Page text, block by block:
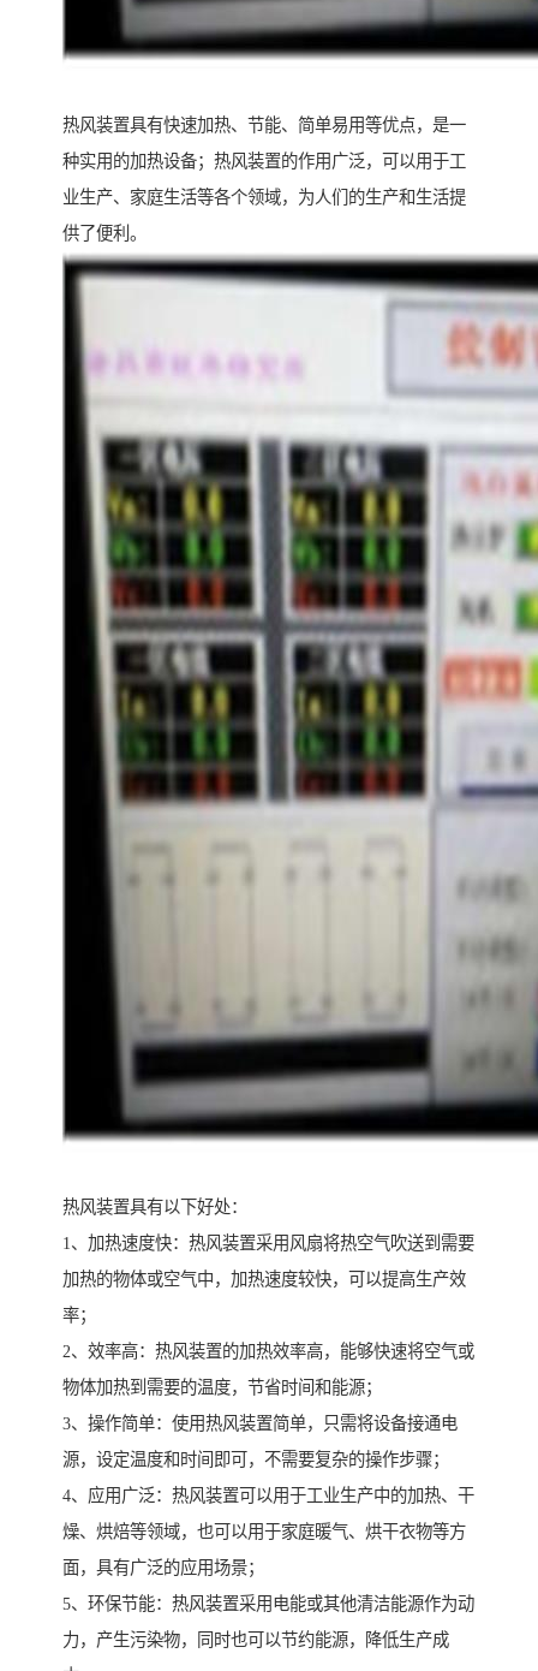
热风装置具有快速加热、节能、简单易用等优点，是一
种实用的加热设备；热风装置的作用广泛，可以用于工
业生产、家庭生活等各个领域，为人们的生产和生活提
供了便利。
热风装置具有以下好处：
1、加热速度快：热风装置采用风扇将热空气吹送到需要
加热的物体或空气中，加热速度较快，可以提高生产效
率；
2、效率高：热风装置的加热效率高，能够快速将空气或
物体加热到需要的温度，节省时间和能源；
3、操作简单：使用热风装置简单，只需将设备接通电
源，设定温度和时间即可，不需要复杂的操作步骤；
4、应用广泛：热风装置可以用于工业生产中的加热、干
燥、烘焙等领域，也可以用于家庭暖气、烘干衣物等方
面，具有广泛的应用场景；
5、环保节能：热风装置采用电能或其他清洁能源作为动
力，产生污染物，同时也可以节约能源，降低生产成